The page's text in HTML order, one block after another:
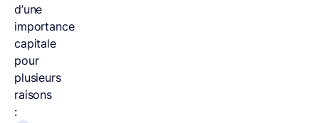
d’une
importance
capitale
pour
plusieurs
raisons
: